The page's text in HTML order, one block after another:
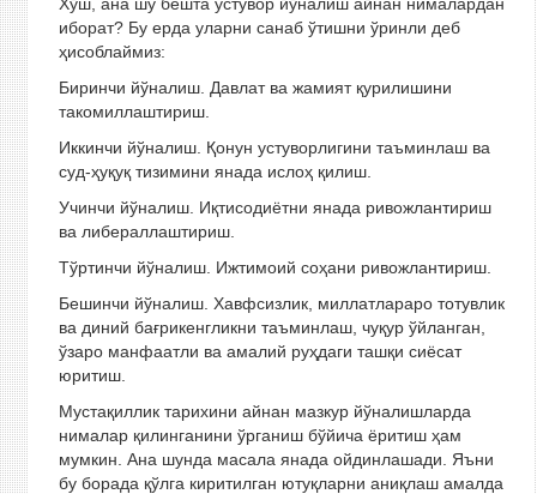
иборат? Бу ерда уларни санаб ўтишни ўринли деб
ҳисоблаймиз:
Биринчи йўналиш. Давлат ва жамият қурилишини
такомиллаштириш.
Иккинчи йўналиш. Қонун устуворлигини таъминлаш ва
суд-ҳуқуқ тизимини янада ислоҳ қилиш.
Учинчи йўналиш. Иқтисодиётни янада ривожлантириш
ва либераллаштириш.
Тўртинчи йўналиш. Ижтимоий соҳани ривожлантириш.
Бешинчи йўналиш. Хавфсизлик, миллатлараро тотувлик
ва диний бағрикенгликни таъминлаш, чуқур ўйланган,
ўзаро манфаатли ва амалий руҳдаги ташқи сиёсат
юритиш.
Мустақиллик тарихини айнан мазкур йўналишларда
нималар қилинганини ўрганиш бўйича ёритиш ҳам
мумкин. Ана шунда масала янада ойдинлашади. Яъни
бу борада қўлга киритилган ютуқларни аниқлаш амалда